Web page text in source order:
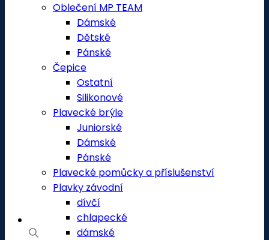
Oblečení MP TEAM
Dámské
Dětské
Pánské
Čepice
Ostatní
Silikonové
Plavecké brýle
Juniorské
Dámské
Pánské
Plavecké pomůcky a příslušenství
Plavky závodní
dívčí
chlapecké
dámské